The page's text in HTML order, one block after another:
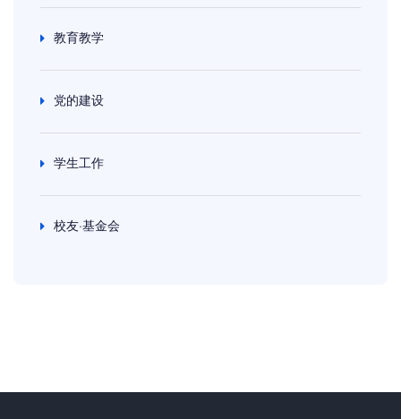
教育教学
党的建设
学生工作
校友·基金会